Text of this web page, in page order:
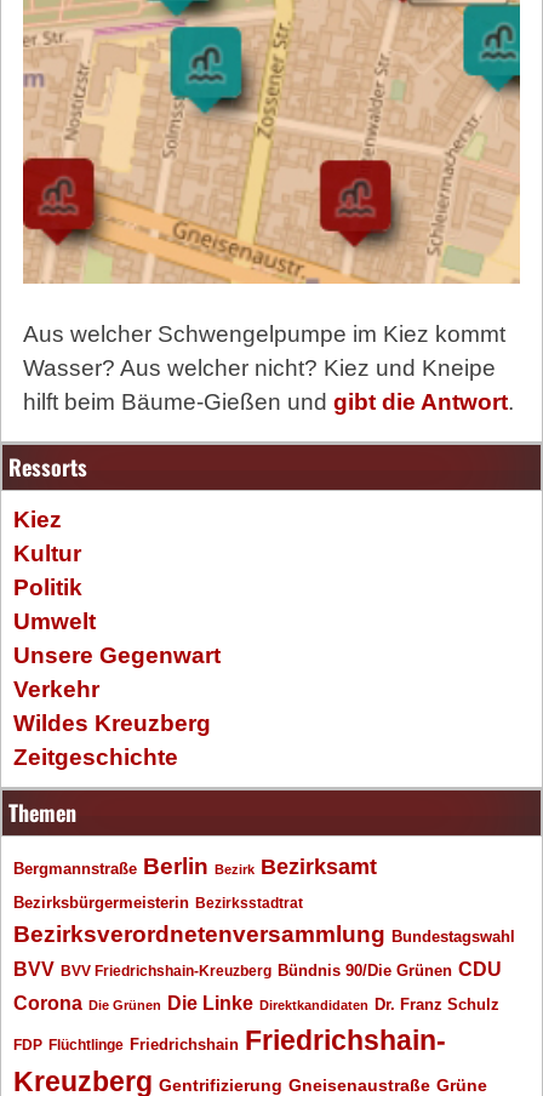
Aus welcher Schwengelpumpe im Kiez kommt
Wasser? Aus welcher nicht? Kiez und Kneipe
hilft beim Bäume-Gießen und gibt die Antwort.
Ressorts
Kiez
Kultur
Politik
Umwelt
Unsere Gegenwart
Verkehr
Wildes Kreuzberg
Zeitgeschichte
Themen
Bergmannstraße Berlin Bezirk Bezirksamt
Bezirksbürgermeisterin Bezirksstadtrat
Bezirksverordnetenversammlung Bundestagswahl
BVV BVV Friedrichshain-Kreuzberg Bündnis 90/Die Grünen CDU
Corona Die Grünen Die Linke Direktkandidaten Dr. Franz Schulz
FDP Flüchtlinge Friedrichshain Friedrichshain-
Kreuzberg Gentrifizierung Gneisenaustraße Grüne